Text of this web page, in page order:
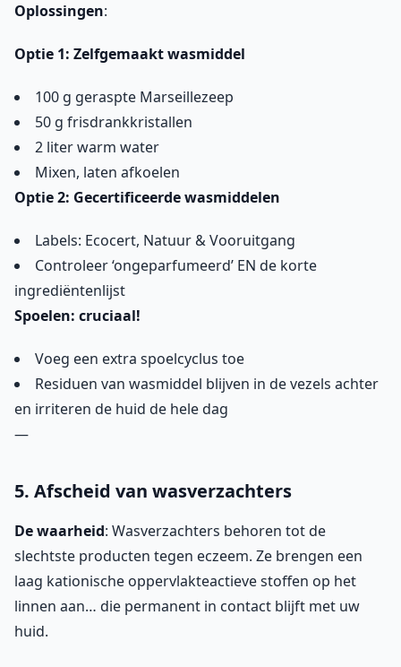
Oplossingen:
Optie 1: Zelfgemaakt wasmiddel
100 g geraspte Marseillezeep
50 g frisdrankkristallen
2 liter warm water
Mixen, laten afkoelen
Optie 2: Gecertificeerde wasmiddelen
Labels: Ecocert, Natuur & Vooruitgang
Controleer ‘ongeparfumeerd’ EN de korte
ingrediëntenlijst
Spoelen: cruciaal!
Voeg een extra spoelcyclus toe
Residuen van wasmiddel blijven in de vezels achter
en irriteren de huid de hele dag
—
5. Afscheid van wasverzachters
De waarheid: Wasverzachters behoren tot de
slechtste producten tegen eczeem. Ze brengen een
laag kationische oppervlakteactieve stoffen op het
linnen aan… die permanent in contact blijft met uw
huid.